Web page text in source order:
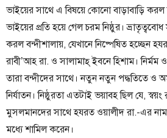
ভাইয়ের সাথে এ বিষয়ে কোনো বাড়াবাড়ি করল
ভাইয়ের প্রতি হয়ে গেল চরম নিষ্ঠুর।
করল বন্দীশালায়, যেখানে নিষ্পেষিত হচ্ছেন
রাবী’আহ রা. ও সালামাহ্ ইবনে হিশাম।
তারা বন্দীদের সাথে। নতুন নতুন পদ্ধতিতে ও
নির্যাতন। নিষ্ঠুরতা এতটাই ভয়াবহ ছিল যে,
মুসলমানদের সাথে হযরত ওয়ালীদ রা.-এর
মধ্যে শামিল করেন।